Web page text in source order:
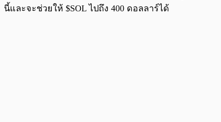
นี้และจะช่วยให้ $SOL ไปถึง 400 ดอลลาร์ได้